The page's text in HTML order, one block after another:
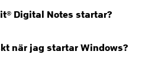
Digital Notes startar?
när jag startar Windows?